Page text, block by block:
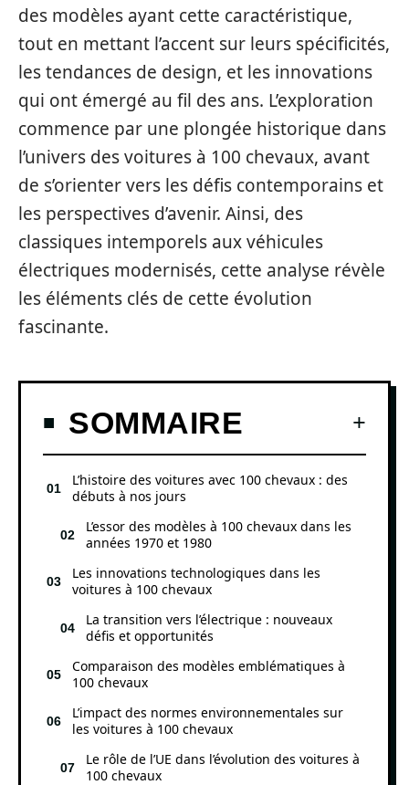
des modèles ayant cette caractéristique,
tout en mettant l’accent sur leurs spécificités,
les tendances de design, et les innovations
qui ont émergé au fil des ans. L’exploration
commence par une plongée historique dans
l’univers des voitures à 100 chevaux, avant
de s’orienter vers les défis contemporains et
les perspectives d’avenir. Ainsi, des
classiques intemporels aux véhicules
électriques modernisés, cette analyse révèle
les éléments clés de cette évolution
fascinante.
SOMMAIRE
L’histoire des voitures avec 100 chevaux : des
débuts à nos jours
L’essor des modèles à 100 chevaux dans les
années 1970 et 1980
Les innovations technologiques dans les
voitures à 100 chevaux
La transition vers l’électrique : nouveaux
défis et opportunités
Comparaison des modèles emblématiques à
100 chevaux
L’impact des normes environnementales sur
les voitures à 100 chevaux
Le rôle de l’UE dans l’évolution des voitures à
100 chevaux